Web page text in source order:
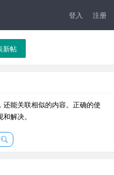
登入 注册
新帖
能关联相似的内容。正确的使
解决。